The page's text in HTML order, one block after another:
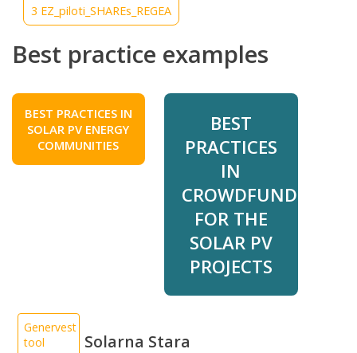
3 EZ_piloti_SHAREs_REGEA
Best practice examples
BEST PRACTICES IN
SOLAR PV ENERGY
COMMUNITIES
BEST
PRACTICES
IN
CROWDFUNDING
FOR THE
SOLAR PV
PROJECTS
Genervest
tool
Solarna Stara